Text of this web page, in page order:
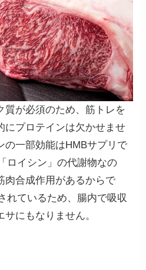
質が必須のため、筋トレを
にプロテインは欠かせませ
の一部効能はHMBサプリで
ロイシン」の代謝物なの
肉合成作用 があるからで
れているため、腸内で吸収
にもなりません。